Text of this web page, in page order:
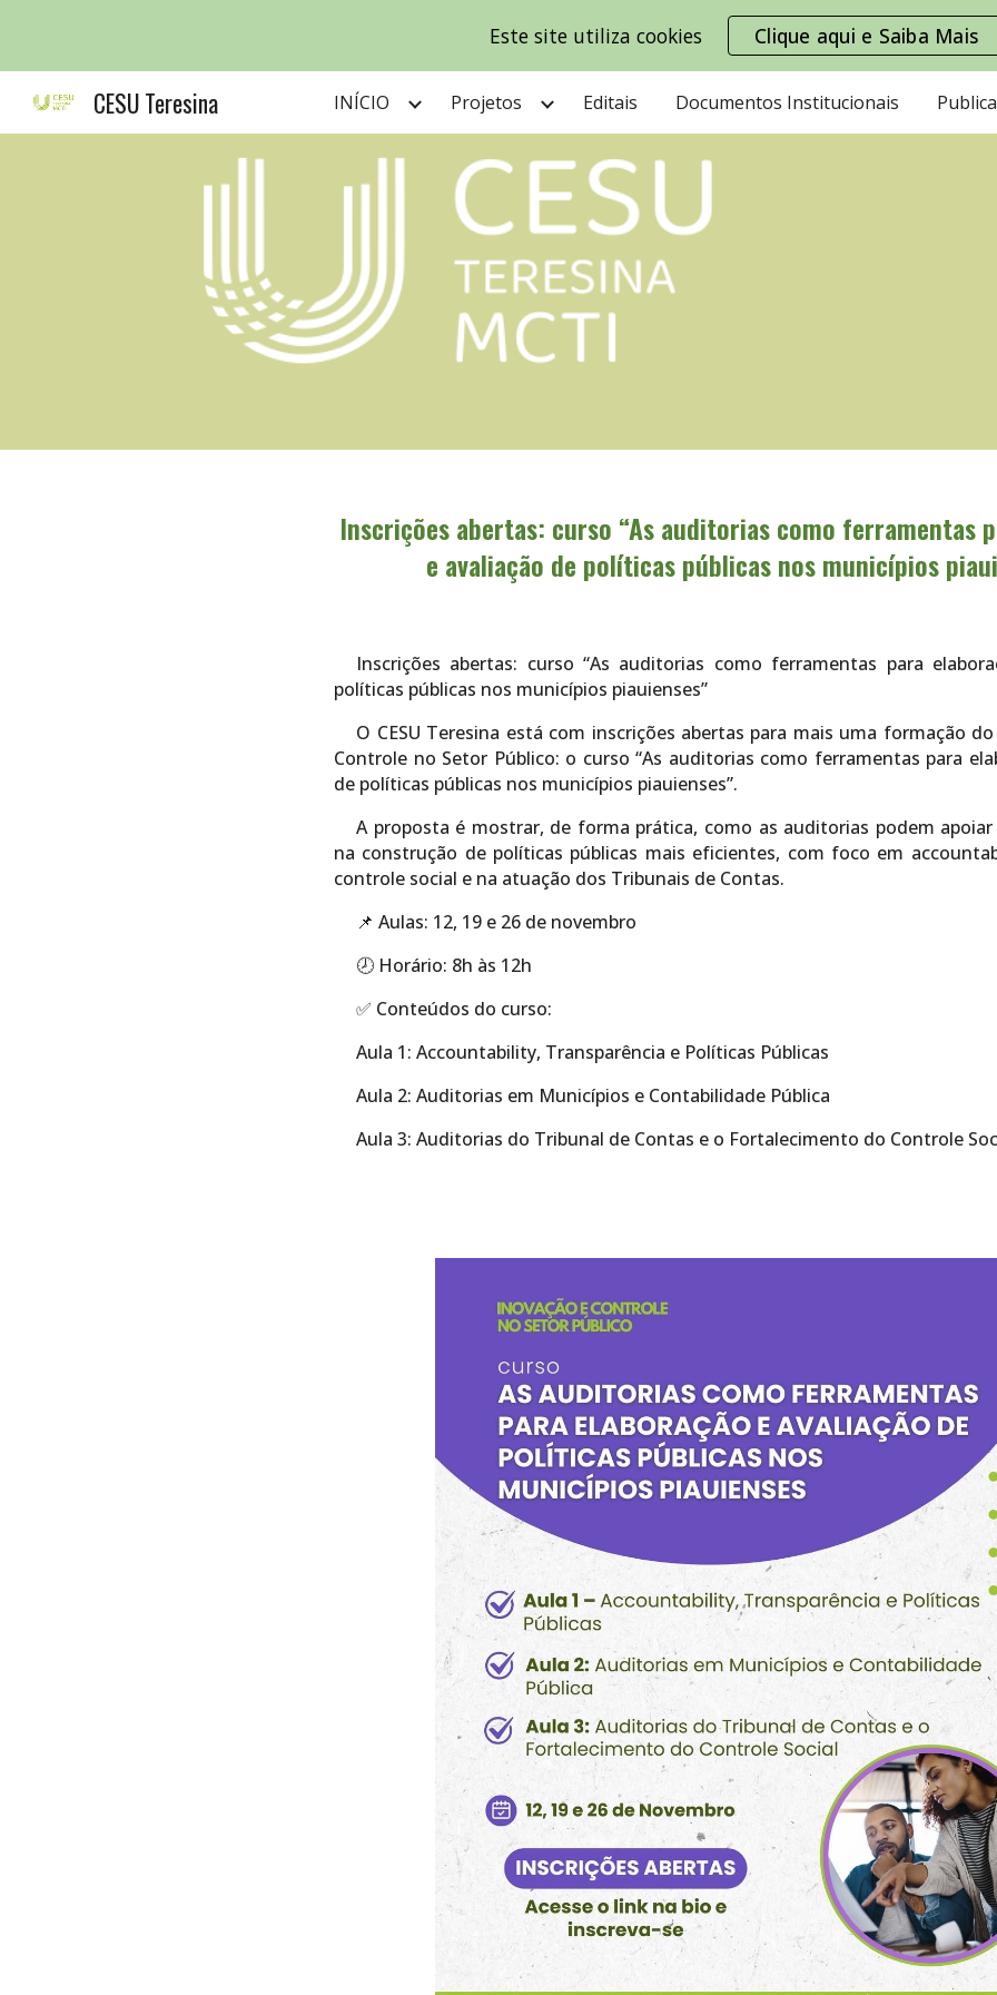
Skip to main content Skip to
Este site utiliza cookies Clique aqui e Saiba Mais
CESU Teresina INÍCIO Projetos Editais Documentos Institucionais
Inscrições abertas: curso “As auditorias como ferramentas
e avaliação de políticas públicas nos municípios
Inscrições abertas: curso “As auditorias como ferramentas para
políticas públicas nos municípios piauienses”
O CESU Teresina está com inscrições abertas para mais uma formação
Controle no Setor Público: o curso “As auditorias como ferramentas para
de políticas públicas nos municípios piauienses”.
A proposta é mostrar, de forma prática, como as auditorias podem
na construção de políticas públicas mais eficientes, com foco em
controle social e na atuação dos Tribunais de Contas.
📌 Aulas: 12, 19 e 26 de novembro
🕗 Horário: 8h às 12h
✅ Conteúdos do curso:
Aula 1: Accountability, Transparência e Políticas Públicas
Aula 2: Auditorias em Municípios e Contabilidade Pública
Aula 3: Auditorias do Tribunal de Contas e o Fortalecimento do Controle